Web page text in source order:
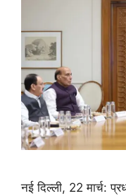
नई दिल्ली, 22 मार्च: